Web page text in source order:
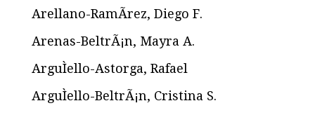
Arellano-RamÃ­rez, Diego F.
Arenas-BeltrÃ¡n, Mayra A.
ArguÌello-Astorga, Rafael
ArguÌello-BeltrÃ¡n, Cristina S.